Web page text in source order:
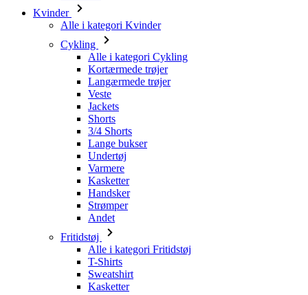
Kvinder
Alle i kategori Kvinder
Cykling
Alle i kategori Cykling
Kortærmede trøjer
Langærmede trøjer
Veste
Jackets
Shorts
3/4 Shorts
Lange bukser
Undertøj
Varmere
Kasketter
Handsker
Strømper
Andet
Fritidstøj
Alle i kategori Fritidstøj
T-Shirts
Sweatshirt
Kasketter